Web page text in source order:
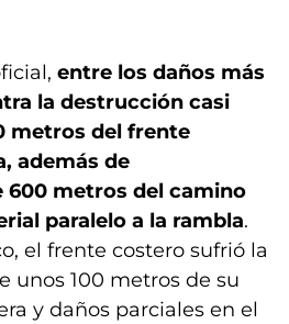
entre los daños más
la destrucción casi
metros del frente
además de
metros del camino
paralelo a la rambla.
el frente costero sufrió la
unos 100 metros de su
y daños parciales en el